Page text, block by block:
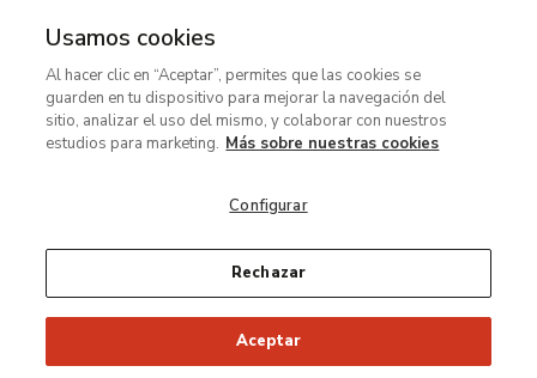
MENÚ
contenido
principal
Usamos cookies
Al hacer clic en “Aceptar”, permites que las cookies se
guarden en tu dispositivo para mejorar la navegación del
sitio, analizar el uso del mismo, y colaborar con nuestros
estudios para marketing. Más sobre nuestras cookies
Configurar
Rechazar
Aceptar